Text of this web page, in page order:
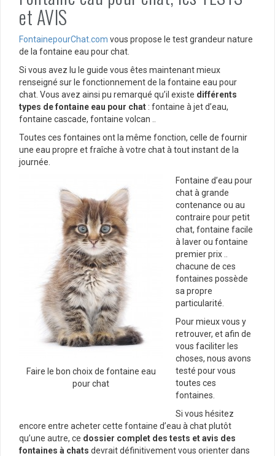
et AVIS
FontainepourChat.com vous propose le test grandeur nature
de la fontaine eau pour chat.
Si vous avez lu le guide vous êtes maintenant mieux
renseigné sur le fonctionnement de la fontaine eau pour
chat. Vous avez ainsi pu remarqué qu’il existe différents
types de fontaine eau pour chat : fontaine à jet d’eau,
fontaine cascade, fontaine volcan ..
Toutes ces fontaines ont la même fonction, celle de fournir
une eau propre et fraîche à votre chat à tout instant de la
journée.
Faire le bon choix de fontaine eau
pour chat
Fontaine d’eau pour
chat à grande
contenance ou au
contraire pour petit
chat, fontaine facile
à laver ou fontaine
premier prix ..
chacune de ces
fontaines possède
sa propre
particularité.
Pour mieux vous y
retrouver, et afin de
vous faciliter les
choses, nous avons
testé pour vous
toutes ces
fontaines.
Si vous hésitez
encore entre acheter cette fontaine d’eau à chat plutôt
qu’une autre, ce dossier complet des tests et avis des
fontaines à chats devrait définitivement vous orienter dans